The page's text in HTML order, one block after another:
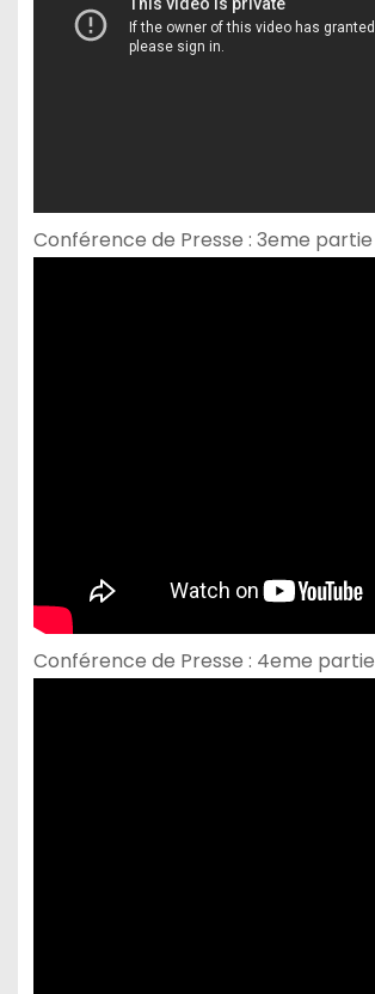
Conférence de Presse : 3eme partie
Conférence de Presse : 4eme partie